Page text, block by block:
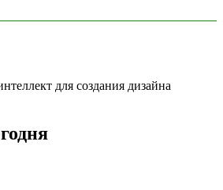
для создания дизайна